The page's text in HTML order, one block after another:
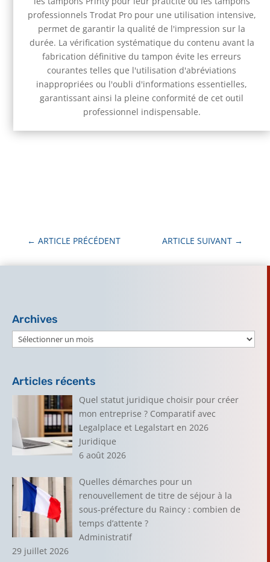
professionnels Trodat Pro pour une utilisation intensive,
permet de garantir la qualité de l'impression sur la
durée. La vérification systématique du contenu avant la
fabrication définitive du tampon évite les erreurs
courantes telles que l'utilisation d'abréviations
inappropriées ou l'oubli d'informations essentielles,
garantissant ainsi la pleine conformité de cet outil
professionnel indispensable.
← ARTICLE PRÉCÉDENT ARTICLE SUIVANT →
Archives
Archives
Articles récents
Quel statut juridique choisir pour créer
mon entreprise ? Comparatif avec
Legalplace et Legalstart en 2026
Juridique
6 août 2026
Quelles démarches pour un
renouvellement de titre de séjour à la
sous-préfecture du Raincy : combien de
temps d’attente ?
Administratif
29 juillet 2026